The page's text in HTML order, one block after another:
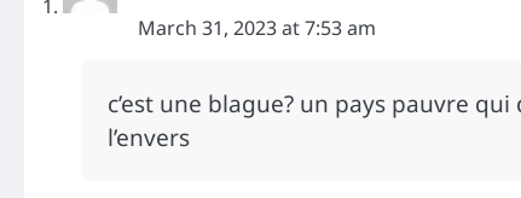
March 31, 2023 at 7:53 am
c’est une blague? un pays pauvre
l’envers